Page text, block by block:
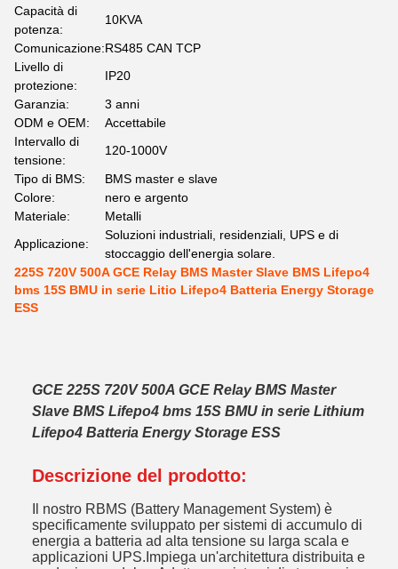
Capacità di
potenza:
10KVA
Comunicazione:RS485 CAN TCP
Livello di
protezione:
IP20
Garanzia:
3 anni
ODM e OEM:
Accettabile
Intervallo di
tensione:
120-1000V
Tipo di BMS:
BMS master e slave
Colore:
nero e argento
Materiale:
Metalli
Applicazione:
Soluzioni industriali, residenziali, UPS e di
stoccaggio dell'energia solare.
225S 720V 500A GCE Relay BMS Master Slave BMS Lifepo4
bms 15S BMU in serie Litio Lifepo4 Batteria Energy Storage
ESS
GCE 225S 720V 500A GCE Relay BMS Master
Slave BMS Lifepo4 bms 15S BMU in serie Lithium
Lifepo4 Batteria Energy Storage ESS
Descrizione del prodotto:
Il nostro RBMS (Battery Management System) è
specificamente sviluppato per sistemi di accumulo di
energia a batteria ad alta tensione su larga scala e
applicazioni UPS.Impiega un'architettura distribuita e